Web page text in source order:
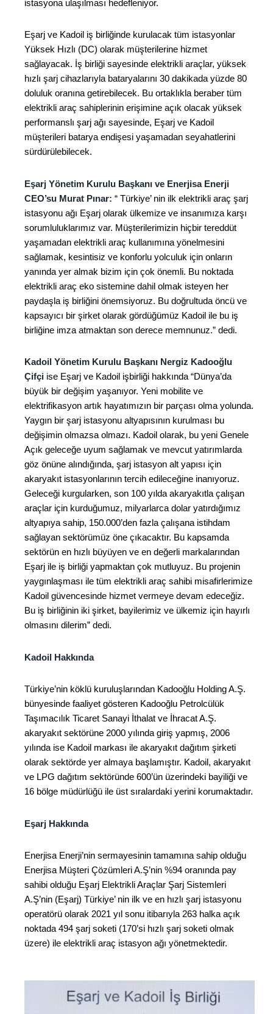
istasyona ulaşılması hedefleniyor.
Eşarj ve Kadoil iş birliğinde kurulacak tüm istasyonlar
Yüksek Hızlı (DC) olarak müşterilerine hizmet
sağlayacak. İş birliği sayesinde elektrikli araçlar, yüksek
hızlı şarj cihazlarıyla bataryalarını 30 dakikada yüzde 80
doluluk oranına getirebilecek. Bu ortaklıkla beraber tüm
elektrikli araç sahiplerinin erişimine açık olacak yüksek
performanslı şarj ağı sayesinde, Eşarj ve Kadoil
müşterileri batarya endişesi yaşamadan seyahatlerini
sürdürülebilecek.
Eşarj Yönetim Kurulu Başkanı ve Enerjisa Enerji
CEO’su Murat Pınar: “ Türkiye’ nin ilk elektrikli araç şarj
istasyonu ağı Eşarj olarak ülkemize ve insanımıza karşı
sorumluluklarımız var. Müşterilerimizin hiçbir tereddüt
yaşamadan elektrikli araç kullanımına yönelmesini
sağlamak, kesintisiz ve konforlu yolculuk için onların
yanında yer almak bizim için çok önemli. Bu noktada
elektrikli araç eko sistemine dahil olmak isteyen her
paydaşla iş birliğini önemsiyoruz. Bu doğrultuda öncü ve
kapsayıcı bir şirket olarak gördüğümüz Kadoil ile bu iş
birliğine imza atmaktan son derece memnunuz.” dedi.
Kadoil Yönetim Kurulu Başkanı Nergiz Kadooğlu
Çifçi ise Eşarj ve Kadoil işbirliği hakkında “Dünya’da
büyük bir değişim yaşanıyor. Yeni mobilite ve
elektrifikasyon artık hayatımızın bir parçası olma yolunda.
Yaygın bir şarj istasyonu altyapısının kurulması bu
değişimin olmazsa olmazı. Kadoil olarak, bu yeni Genele
Açık geleceğe uyum sağlamak ve mevcut yatırımlarda
göz önüne alındığında, şarj istasyon alt yapısı için
akaryakıt istasyonlarının tercih edileceğine inanıyoruz.
Geleceği kurgularken, son 100 yılda akaryakıtla çalışan
araçlar için kurduğumuz, milyarlarca dolar yatırdığımız
altyapıya sahip, 150.000’den fazla çalışana istihdam
sağlayan sektörümüz öne çıkacaktır. Bu kapsamda
sektörün en hızlı büyüyen ve en değerli markalarından
Eşarj ile iş birliği yapmaktan çok mutluyuz. Bu projenin
yaygınlaşması ile tüm elektrikli araç sahibi misafirlerimize
Kadoil güvencesinde hizmet vermeye devam edeceğiz.
Bu iş birliğinin iki şirket, bayilerimiz ve ülkemiz için hayırlı
olmasını dilerim” dedi.
Kadoil Hakkında
Türkiye’nin köklü kuruluşlarından Kadooğlu Holding A.Ş.
bünyesinde faaliyet gösteren Kadooğlu Petrolcülük
Taşımacılık Ticaret Sanayi İthalat ve İhracat A.Ş.
akaryakıt sektörüne 2000 yılında giriş yapmış, 2006
yılında ise Kadoil markası ile akaryakıt dağıtım şirketi
olarak sektörde yer almaya başlamıştır. Kadoil, akaryakıt
ve LPG dağıtım sektöründe 600’ün üzerindeki bayiliği ve
16 bölge müdürlüğü ile üst sıralardaki yerini korumaktadır.
Eşarj Hakkında
Enerjisa Enerji’nin sermayesinin tamamına sahip olduğu
Enerjisa Müşteri Çözümleri A.Ş’nin %94 oranında pay
sahibi olduğu Eşarj Elektrikli Araçlar Şarj Sistemleri
A.Ş’nin (Eşarj) Türkiye’ nin ilk ve en hızlı şarj istasyonu
operatörü olarak 2021 yıl sonu itibarıyla 263 halka açık
noktada 494 şarj soketi (170’si hızlı şarj soketi olmak
üzere) ile elektrikli araç istasyon ağı yönetmektedir.